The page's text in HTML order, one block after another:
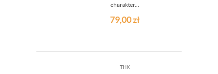
charakter...
79,00zł
THK